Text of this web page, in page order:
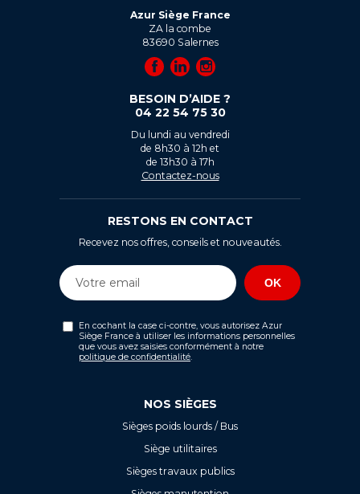
Azur Siège France
ZA la combe
83690 Salernes
BESOIN D’AIDE ?
04 22 54 75 30
Du lundi au vendredi
de 8h30 à 12h et
de 13h30 à 17h
Contactez-nous
RESTONS EN CONTACT
Recevez nos offres, conseils et nouveautés.
En cochant la case ci-contre, vous autorisez Azur
Siège France à utiliser les informations personnelles
que vous avez saisies conformément à notre
politique de confidentialité
NOS SIÈGES
Sièges poids lourds / Bus
Siège utilitaires
Sièges travaux publics